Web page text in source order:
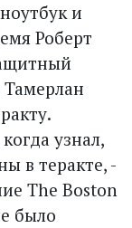
и
Роберт
узнал,
в теракте, -
The Boston
было